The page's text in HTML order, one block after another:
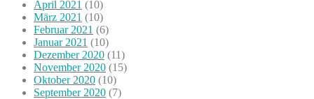
April 2021 (10)
März 2021 (10)
Februar 2021 (6)
Januar 2021 (10)
Dezember 2020 (11)
November 2020 (15)
Oktober 2020 (10)
September 2020 (7)